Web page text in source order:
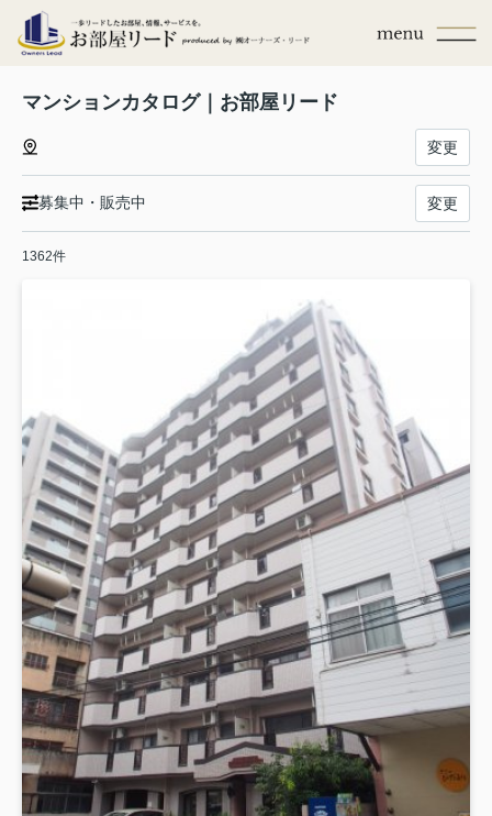
マンションカタログ｜お部屋リード
変更
募集中・販売中 変更
1362件